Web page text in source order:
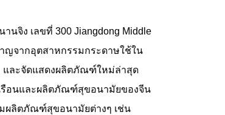
จิง เลขที่ 300 Jiangdong Middle
ญจากอุตสาหกรรมกระดาษใช้ใน
และจัดแสดงผลิตภัณฑ์ใหม่ล่าสุด
รือนและผลิตภัณฑ์สุขอนามัยของจีน
ผลิตภัณฑ์สุขอนามัยต่างๆ เช่น